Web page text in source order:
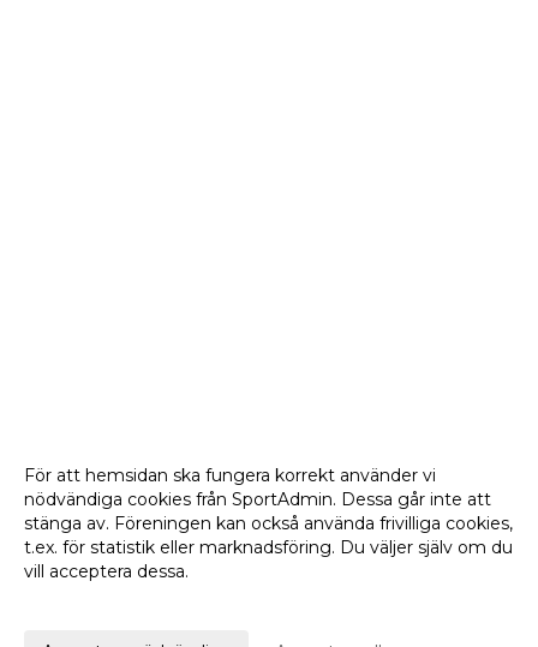
För att hemsidan ska fungera korrekt använder vi
nödvändiga cookies från SportAdmin. Dessa går inte att
stänga av. Föreningen kan också använda frivilliga cookies,
t.ex. för statistik eller marknadsföring. Du väljer själv om du
vill acceptera dessa.